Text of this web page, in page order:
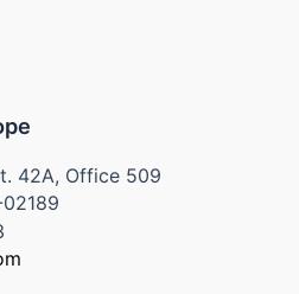
42A, Office 509